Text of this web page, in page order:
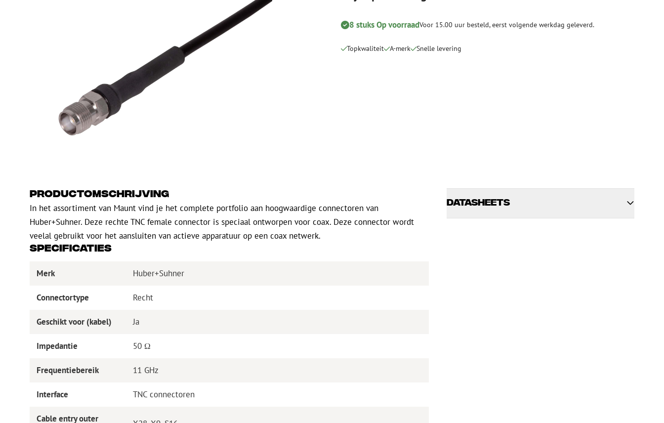
Glasvezel test- en
meetapparatuur
Testen
Inspectie
Verbruiksmaterialen Coax
Coax kabels
Tweedehands apparatuur
8 stuks Op voorraadVoor 15.00 uur besteld, eerst volgende werkdag geleverd.
Topkwaliteit A-merk Snelle levering
Productomschrijving
In het assortiment van Maunt vind je het complete portfolio aan hoogwaardige connectoren van
Huber+Suhner. Deze rechte TNC female connector is speciaal ontworpen voor coax. Deze connector wordt
veelal gebruikt voor het aansluiten van actieve apparatuur op een coax netwerk.
Specificaties
Merk Huber+Suhner
Connectortype Recht
Geschikt voor (kabel) Ja
Impedantie 50 Ω
Frequentiebereik 11 GHz
Interface TNC connectoren
Cable entry outer
Datasheets